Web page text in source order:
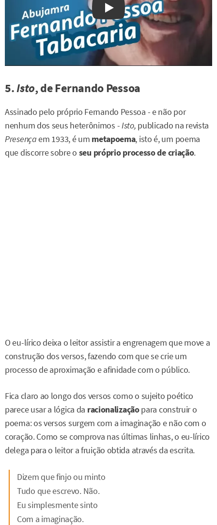
Watch on YouTube
5.Isto, de Fernando Pessoa
Assinado pelo próprio Fernando Pessoa - e não por
nenhum dos seus heterônimos -Isto, publicado na revista
Presençaem 1933, é um metapoema, isto é, um poema
que discorre sobre o seu próprio processo de criação.
O eu-lírico deixa o leitor assistir a engrenagem que move a
construção dos versos, fazendo com que se crie um
processo de aproximação e afinidade com o público.
Fica claro ao longo dos versos como o sujeito poético
parece usar a lógica da racionalizaçãopara construir o
poema: os versos surgem com a imaginação e não com o
coração. Como se comprova nas últimas linhas, o eu-lírico
delega para o leitor a fruição obtida através da escrita.
Dizem que finjo ou minto
Tudo que escrevo. Não.
Eu simplesmente sinto
Com a imaginação.